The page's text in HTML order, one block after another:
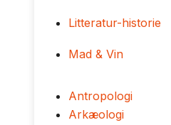
Litteratur-historie
Mad & Vin
Antropologi
Arkæologi